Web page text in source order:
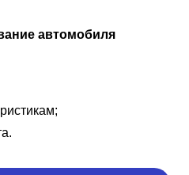
автомобиля